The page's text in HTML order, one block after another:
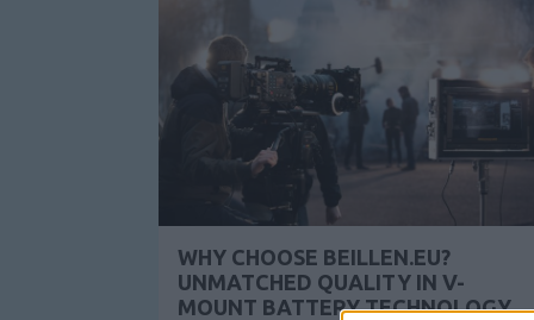
WHY CHOOSE BEILLEN.EU?
UNMATCHED QUALITY IN V-
MOUNT BATTERY TECHNOLOGY